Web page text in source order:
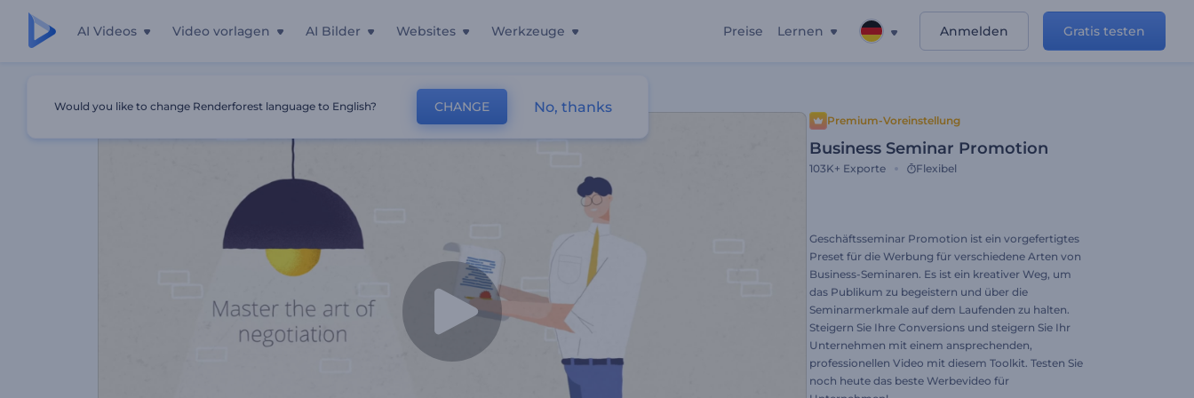
AI Videos Video vorlagen AI Bilder Websites Werkzeuge Preise Lernen Anmelden Gratis testen
Premium-Voreinstellung
Business Seminar Promotion
103K+ Exporte Flexibel
Geschäftsseminar Promotion ist ein vorgefertigtes
Preset für die Werbung für verschiedene Arten von
Business-Seminaren. Es ist ein kreativer Weg, um
das Publikum zu begeistern und über die
Seminarmerkmale auf dem Laufenden zu halten.
Steigern Sie Ihre Conversions und steigern Sie Ihr
Unternehmen mit einem ansprechenden,
professionellen Video mit diesem Toolkit. Testen Sie
noch heute das beste Werbevideo für
Would you like to change Renderforest language to English? CHANGE No, thanks